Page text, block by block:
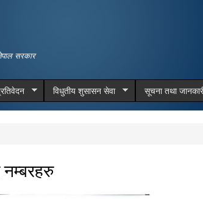
सरकार
विधुतीय शुसासन सेवा सूचना तथा
नम्बरहरु